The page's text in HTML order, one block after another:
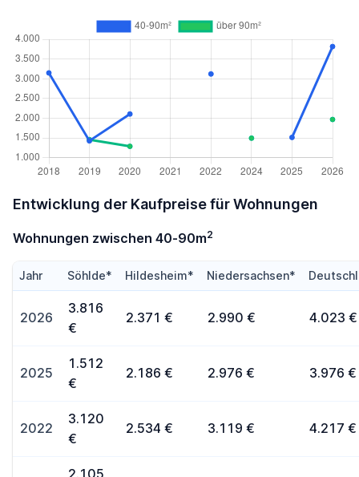
Entwicklung der Kaufpreise für Wohnungen
Wohnungen zwischen 40-90m2
Jahr Söhlde* Hildesheim* Niedersachsen*
2026
3.816
€
2.371 € 2.990 € 4.023 €
2025
1.512
€
2.186 € 2.976 € 3.976 €
2022
3.120
€
2.534 € 3.119 € 4.217 €
2.105